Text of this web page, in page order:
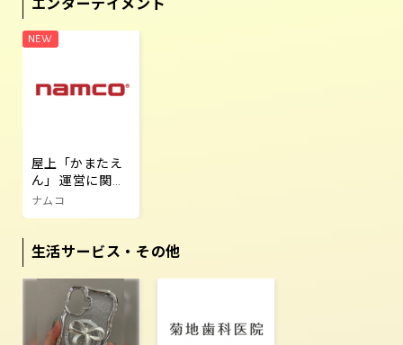
屋上「かまたえ
ん」 運営に関す
るご案内
ナムコ
生活サービス・その他